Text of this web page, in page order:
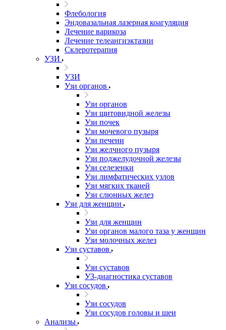
Флебология
Эндовазальная лазерная коагуляция
Лечение варикоза
Лечение телеангиэктазии
Склеротерапия
УЗИ
УЗИ
Узи органов
Узи органов
Узи щитовидной железы
Узи почек
Узи мочевого пузыря
Узи печени
Узи желчного пузыря
Узи поджелудочной железы
Узи селезенки
Узи лимфатических узлов
Узи мягких тканей
Узи слюнных желез
Узи для женщин
Узи для женщин
Узи органов малого таза у женщин
Узи молочных желез
Узи cуставов
Узи cуставов
УЗ-диагностика суставов
Узи сосудов
Узи сосудов
Узи сосудов головы и шеи
Анализы